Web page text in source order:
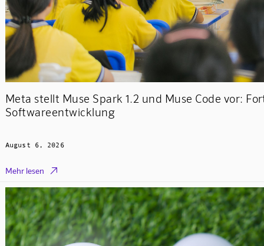
Meta stellt Muse Spark 1.2 und Muse Code vor:
Softwareentwicklung
August 6, 2026
Mehr lesen 